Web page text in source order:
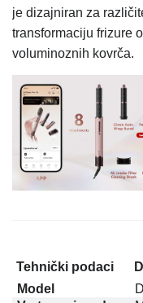
je dizajniran za
transformaciju frizure
voluminoznih kovrča.
Tehnički podaci
Model